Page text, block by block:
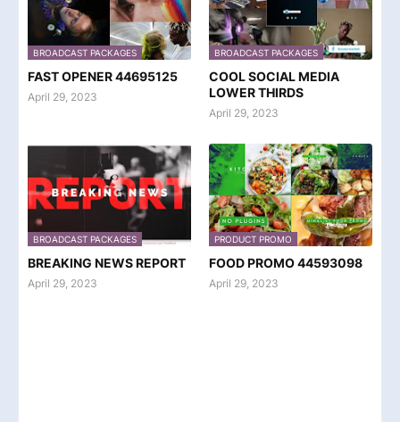
BROADCAST PACKAGES
FAST OPENER 44695125
April 29, 2023
BROADCAST PACKAGES
COOL SOCIAL MEDIA
LOWER THIRDS
April 29, 2023
BROADCAST PACKAGES
BREAKING NEWS REPORT
April 29, 2023
PRODUCT PROMO
FOOD PROMO 44593098
April 29, 2023